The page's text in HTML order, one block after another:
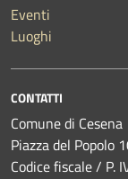
Eventi
Luoghi
CONTATTI
Comune di Cesena
Piazza del Popolo
Codice fiscale / P.